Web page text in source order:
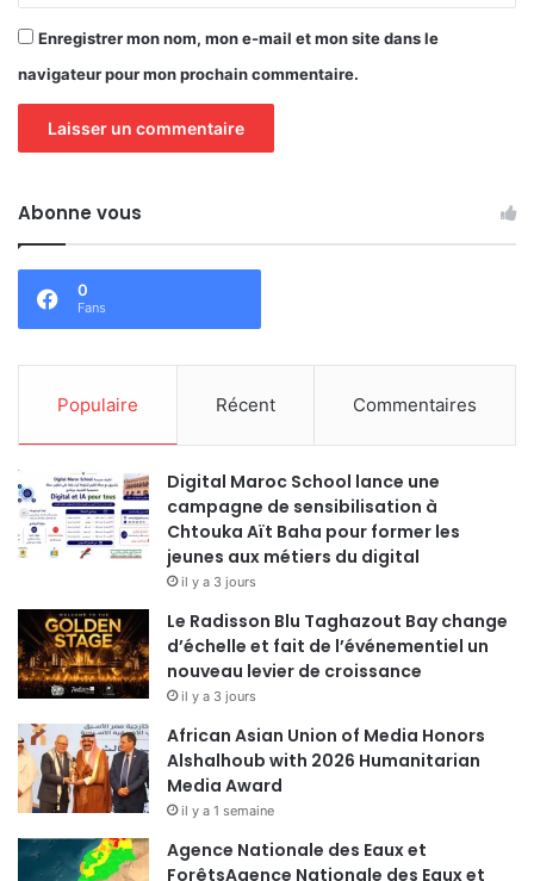
Enregistrer mon nom, mon e-mail et mon site dans le
navigateur pour mon prochain commentaire.
Abonne vous
0
Fans
Populaire Récent Commentaires
Digital Maroc School lance une
campagne de sensibilisation à
Chtouka Aït Baha pour former les
jeunes aux métiers du digital
il y a 3 jours
Le Radisson Blu Taghazout Bay change
d’échelle et fait de l’événementiel un
nouveau levier de croissance
il y a 3 jours
African Asian Union of Media Honors
Alshalhoub with 2026 Humanitarian
Media Award
il y a 1 semaine
Agence Nationale des Eaux et
ForêtsAgence Nationale des Eaux et